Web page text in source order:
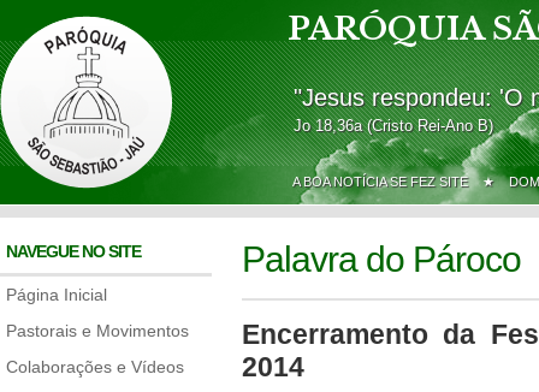
PARÓQUIA
"Jesus respondeu: 'O
Jo 18,36a (Cristo Rei-Ano B)
A BOA NOTÍCIA SE FEZ SITE ★
NAVEGUE NO SITE
Página Inicial
Pastorais e Movimentos
Colaborações e Vídeos
Palavra do Pároco
Encerramento da
2014